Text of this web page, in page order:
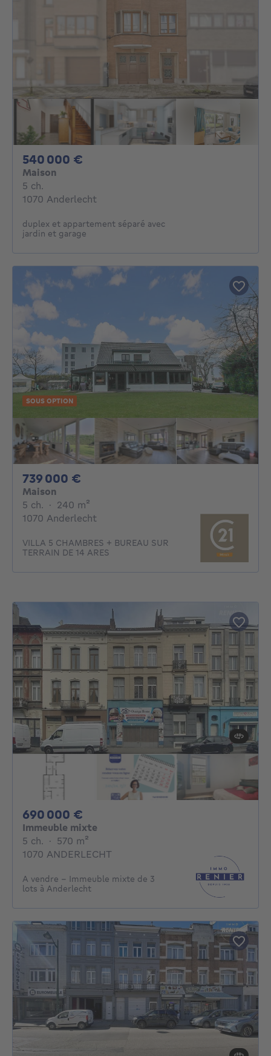
540 000 €
Maison
5 ch.
1070 Anderlecht
duplex et appartement séparé avec
jardin et garage
SOUS OPTION
739 000 €
Maison
5 ch. 5 chambres
· 240 m²
1070 Anderlecht
VILLA 5 CHAMBRES + BUREAU SUR
TERRAIN DE 14 ARES
690 000 €
Immeuble mixte
5 ch. 5 chambres
· 570 m²
1070 ANDERLECHT
A vendre - Immeuble mixte de 3
lots à Anderlecht